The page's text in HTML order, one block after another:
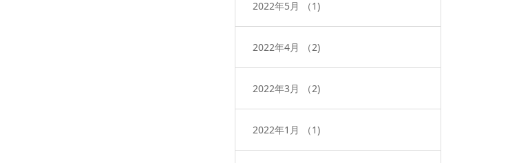
2022年5月 （1)
2022年4月 （2)
2022年3月 （2)
2022年1月 （1)